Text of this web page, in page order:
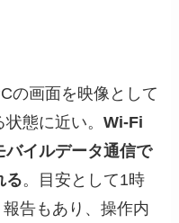
の画面を映像として
状態に近い。Wi-Fi
バイルデータ通信で
る。目安として1時
告もあり、操作内